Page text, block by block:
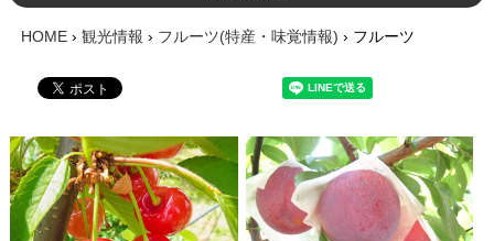
HOME › 観光情報 › フルーツ(特産・味覚情報) › フルーツ